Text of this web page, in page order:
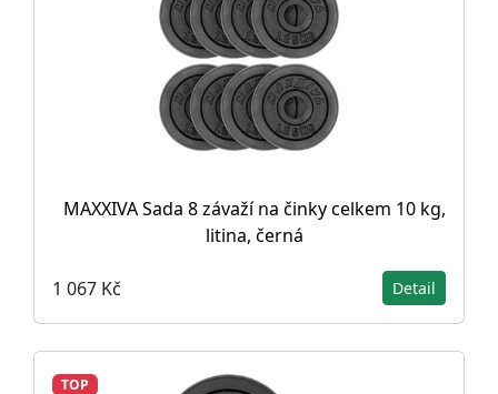
MAXXIVA Sada 8 závaží na činky celkem 10 kg,
litina, černá
1 067 Kč Detail
TOP